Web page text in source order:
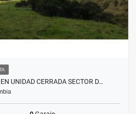
UNIDAD CERRADA SECTOR D…